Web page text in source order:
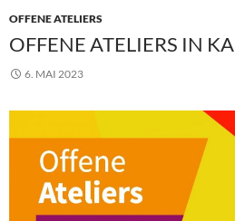
OFFENE ATELIERS
OFFENE ATELIERS IN
6. MAI 2023